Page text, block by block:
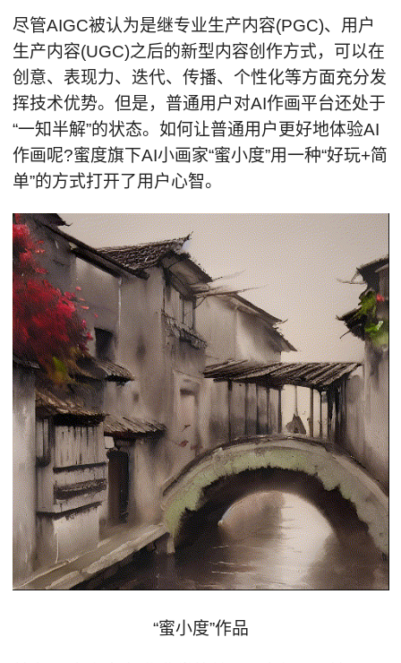
尽管AIGC被认为是继专业生产内容(PGC)、用户
生产内容(UGC)之后的新型内容创作方式，可以在
创意、表现力、迭代、传播、个性化等方面充分发
挥技术优势。但是，普通用户对AI作画平台还处于
“一知半解”的状态。如何让普通用户更好地体验AI
作画呢?蜜度旗下AI小画家“蜜小度”用一种“好玩+简
单”的方式打开了用户心智。
“蜜小度”作品